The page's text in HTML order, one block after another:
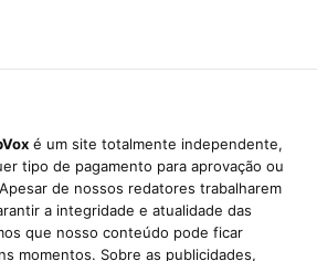
é um site totalmente independente,
tipo de pagamento para aprovação ou
de nossos redatores trabalharem
a integridade e atualidade das
que nosso conteúdo pode ficar
momentos. Sobre as publicidades,